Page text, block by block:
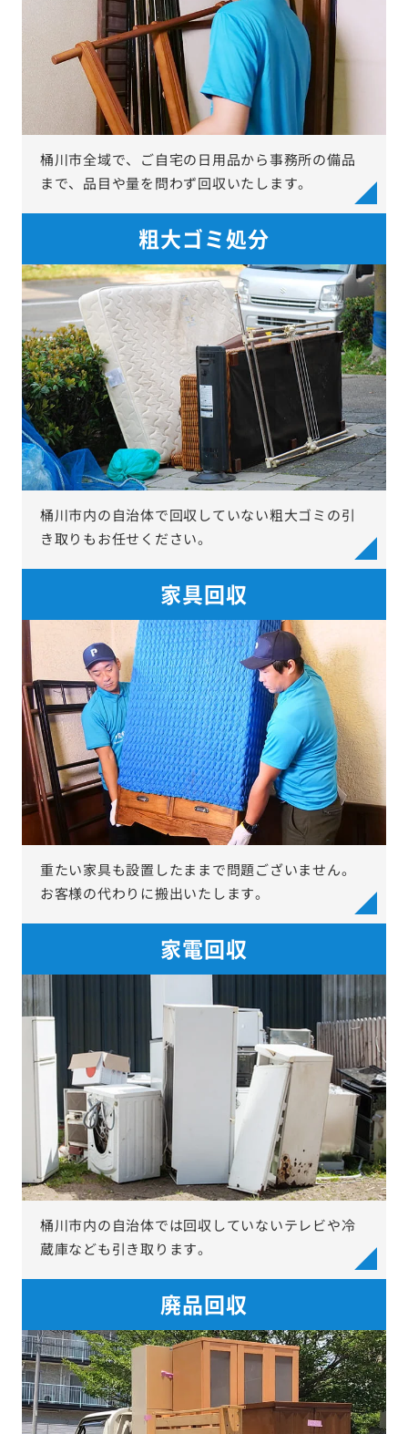
桶川市全域で、ご自宅の日用品から事務所の備品
まで、品目や量を問わず回収いたします。
粗大ゴミ処分
桶川市内の自治体で回収していない粗大ゴミの引
き取りもお任せください。
家具回収
重たい家具も設置したままで問題ございません。
お客様の代わりに搬出いたします。
家電回収
桶川市内の自治体では回収していないテレビや冷
蔵庫なども引き取ります。
廃品回収